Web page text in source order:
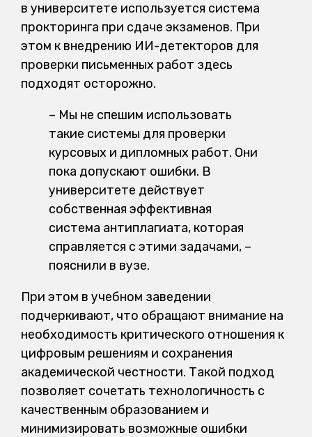
в университете используется система
прокторинга при сдаче экзаменов. При
этом к внедрению ИИ-детекторов для
проверки письменных работ здесь
подходят осторожно.
– Мы не спешим использовать
такие системы для проверки
курсовых и дипломных работ. Они
пока допускают ошибки. В
университете действует
собственная эффективная
система антиплагиата, которая
справляется с этими задачами, –
пояснили в вузе.
При этом в учебном заведении
подчеркивают, что обращают внимание на
необходимость критического отношения к
цифровым решениям и сохранения
академической честности. Такой подход
позволяет сочетать технологичность с
качественным образованием и
минимизировать возможные ошибки